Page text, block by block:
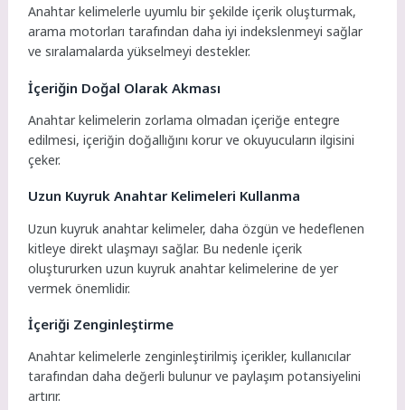
Anahtar kelimelerle uyumlu bir şekilde içerik oluşturmak,
arama motorları tarafından daha iyi indekslenmeyi sağlar
ve sıralamalarda yükselmeyi destekler.
İçeriğin Doğal Olarak Akması
Anahtar kelimelerin zorlama olmadan içeriğe entegre
edilmesi, içeriğin doğallığını korur ve okuyucuların ilgisini
çeker.
Uzun Kuyruk Anahtar Kelimeleri Kullanma
Uzun kuyruk anahtar kelimeler, daha özgün ve hedeflenen
kitleye direkt ulaşmayı sağlar. Bu nedenle içerik
oluştururken uzun kuyruk anahtar kelimelerine de yer
vermek önemlidir.
İçeriği Zenginleştirme
Anahtar kelimelerle zenginleştirilmiş içerikler, kullanıcılar
tarafından daha değerli bulunur ve paylaşım potansiyelini
artırır.